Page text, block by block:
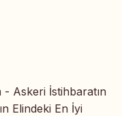
- Askeri İstihbaratın
Elindeki En İyi